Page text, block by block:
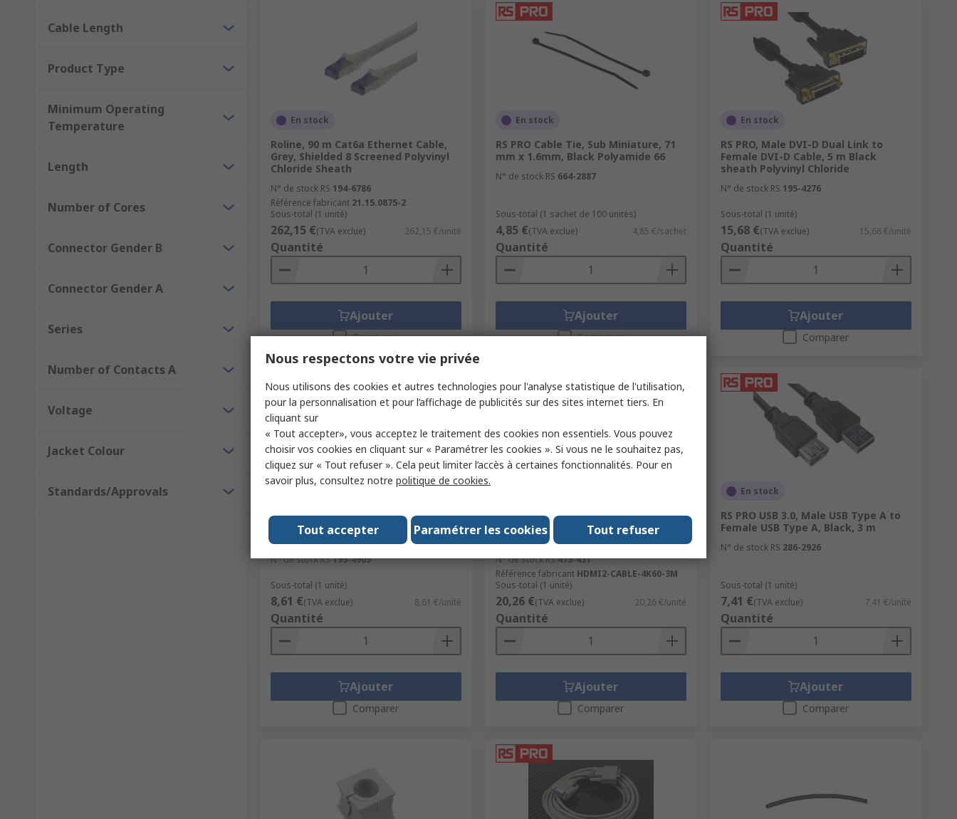
Cable Length
Product Type
Minimum Operating
Temperature
Length
Number of Cores
Connector Gender B
Connector Gender A
Series
Number of Contacts A
Voltage
Jacket Colour
Standards/Approvals
En stock
Roline, 90 m Cat6a Ethernet Cable,
Grey, Shielded 8 Screened Polyvinyl
Chloride Sheath
N° de stock RS 194-6786
Référence fabricant 21.15.0875-2
Sous-total (1 unité)
262,15 €(TVA exclue) 262,15 €/unité
Quantité
Ajouter
Comparer
En stock
RS PRO Cable Tie, Sub Miniature, 71
mm x 1.6mm, Black Polyamide 66
N° de stock RS 664-2887
Sous-total (1 sachet de 100 unités)
4,85 €(TVA exclue) 4,85 €/sachet
Quantité
Ajouter
Comparer
En stock
RS PRO, Male DVI-D Dual Link to
Female DVI-D Cable, 5 m Black
sheath Polyvinyl Chloride
N° de stock RS 195-4276
Sous-total (1 unité)
15,68 €(TVA exclue) 15,68 €/unité
Quantité
Ajouter
Comparer
En stock
RS PRO Male Mini DisplayPort to
Male DisplayPort, Polyvinyl Chloride
DisplayPort Cable, 2 m
N° de stock RS195-4905
Sous-total (1 unité)
8,61 €(TVA exclue) 8,61 €/unité
Quantité
Ajouter
Comparer
StarTech.com HDMI 2 series, 3 m 4K
HDMI Cable, - Male HDMI to Male
HDMI, HDMI 2.0, Black
N° de stock RS473-431
Référence fabricant HDMI2-CABLE-4K60-3M
Sous-total (1 unité)
20,26 €(TVA exclue) 20,26 €/unité
Quantité
Ajouter
Comparer
En stock
RS PRO USB 3.0, Male USB Type A to
Female USB Type A, Black, 3 m
N° de stock RS 286-2926
Sous-total (1 unité)
7,41 €(TVA exclue) 7,41 €/unité
Quantité
Ajouter
Comparer
Nous respectons votre vie privée
Nous utilisons des cookies et autres technologies pour l'analyse statistique de l'utilisation,
pour la personnalisation et pour l’affichage de publicités sur des sites internet tiers. En
cliquant sur
« Tout accepter», vous acceptez le traitement des cookies non essentiels. Vous pouvez
choisir vos cookies en cliquant sur « Paramétrer les cookies ». Si vous ne le souhaitez pas,
cliquez sur « Tout refuser ». Cela peut limiter l’accès à certaines fonctionnalités. Pour en
savoir plus, consultez notre politique de cookies.
Tout accepter Paramétrer les cookies Tout refuser